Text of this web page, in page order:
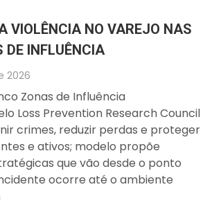
VIOLÊNCIA NO VAREJO NAS
DE INFLUÊNCIA
2026
Zonas de Influência
Loss Prevention Research Council
crimes, reduzir perdas e proteger
e ativos; modelo propõe
que vão desde o ponto
ocorre até o ambiente